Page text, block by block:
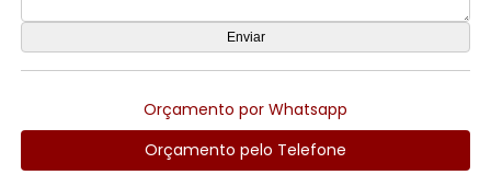
Orçamento por Whatsapp
Orçamento pelo Telefone